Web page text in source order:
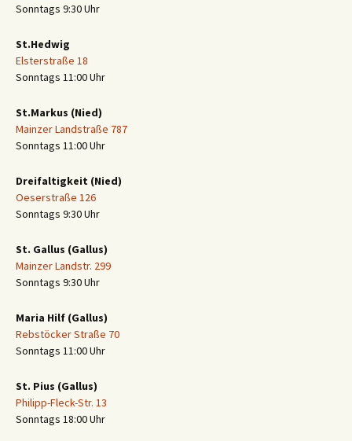
Sonntags 9:30 Uhr
St.Hedwig
Elsterstraße 18
Sonntags 11:00 Uhr
St.Markus (Nied)
Mainzer Landstraße 787
Sonntags 11:00 Uhr
Dreifaltigkeit (Nied)
Oeserstraße 126
Sonntags 9:30 Uhr
St. Gallus (Gallus)
Mainzer Landstr. 299
Sonntags 9:30 Uhr
Maria Hilf (Gallus)
Rebstöcker Straße 70
Sonntags 11:00 Uhr
St. Pius (Gallus)
Philipp-Fleck-Str. 13
Sonntags 18:00 Uhr